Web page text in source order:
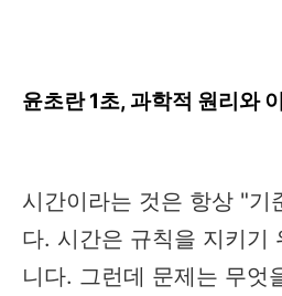
윤초란 1초, 과학적 원리와
시간이라는 것은 항상 "기
다. 시간은 규칙을 지키기
니다. 그런데 문제는 무엇